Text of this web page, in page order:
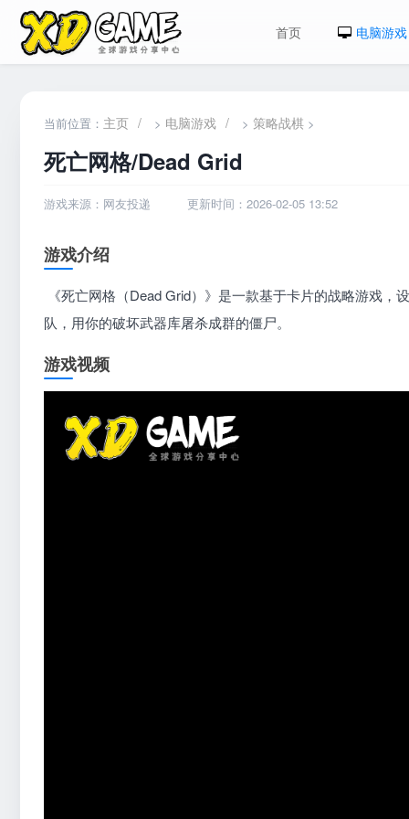
首页 电脑游戏
当前位置： 主页 / > 电脑游戏 / > 策略战棋 >
死亡网格/Dead Grid
游戏来源：网友投递 更新时间：2026-02-05 13:52
游戏介绍
《死亡网格（Dead Grid）》是一款基于卡片的战略游戏
队，用你的破坏武器库屠杀成群的僵尸。
游戏视频